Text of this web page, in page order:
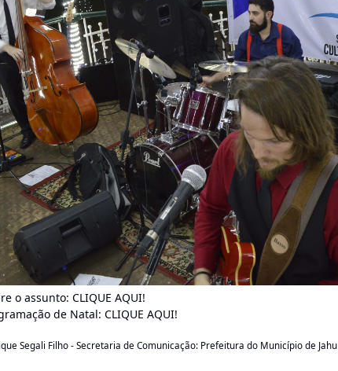
o assunto: CLIQUE AQUI!
de Natal: CLIQUE AQUI!
Segali Filho - Secretaria de Comunicação: Prefeitura do Município de Jahu